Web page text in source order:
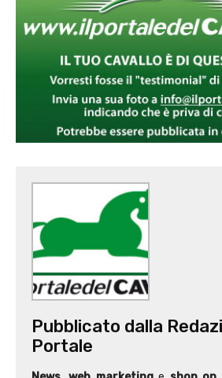
Pubblicato dalla
Portale